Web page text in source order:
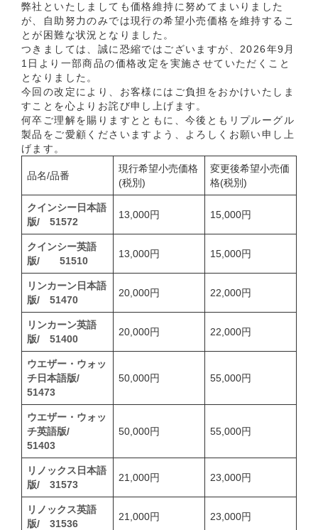
弊社といたしましても価格維持に努めてまいりました
が、自助努力のみでは現行の希望小売価格を維持するこ
とが困難な状況となりました。
つきましては、誠に恐縮ではございますが、2026年9月
1日より一部商品の価格改定を実施させていただくこと
となりました。
今回の改定により、お客様にはご負担をおかけいたしま
すことを心よりお詫び申し上げます。
何卒ご理解を賜りますとともに、今後ともリプルーグル
製品をご愛顧くださいますよう、よろしくお願い申し上
げます。
品名/品番
現行希望小売価格
(税別)
変更後希望小売価
格(税別)
クインシー日本語
版/ 51572
13,000円 15,000円
クインシー英語
版/ 51510
13,000円 15,000円
リンカーン日本語
版/ 51470
20,000円 22,000円
リンカーン英語
版/ 51400
20,000円 22,000円
ウエザー・ウォッ
チ日本語版/
51473
50,000円 55,000円
ウエザー・ウォッ
チ英語版/
51403
50,000円 55,000円
リノックス日本語
版/ 31573
21,000円 23,000円
リノックス英語
版/ 31536
21,000円 23,000円